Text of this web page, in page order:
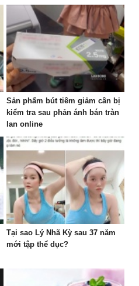
Sản phẩm bút tiêm giảm cân bị
kiểm tra sau phản ánh bán tràn
lan online
Tại sao Lý Nhã Kỳ sau 37 năm
mới tập thể dục?